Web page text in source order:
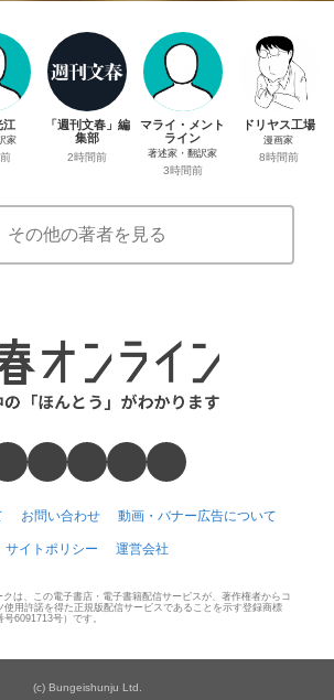
江
家
「週刊文春」編
集部
2時間前
マライ・メント
ライン
著述家・翻訳家
3時間前
ドリヤス工場
漫画家
8時間前
その他の著者を見る
お問い合わせ 動画・バナー広告について
サイトポリシー 運営会社
クは、この電子書店・電子書籍配信サービスが、著作権者からコ
使用許諾を得た正規版配信サービスであることを示す登録商標
号6091713号）です。
(c) Bungeishunju Ltd.